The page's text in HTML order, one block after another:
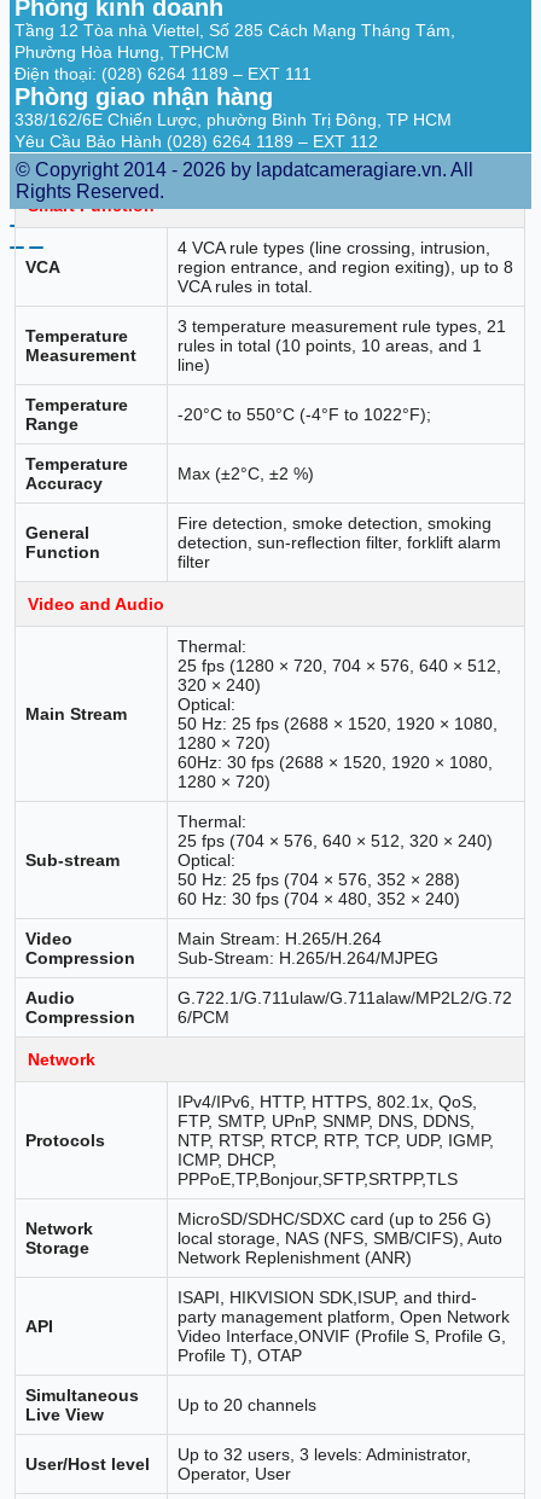
Visual Alarm
Yes. White light alarm with adjustable
flashing frequencies
Audio alarm
Yes, for three types of audible alarm (VCA
and Temperature Exception)
3 preset voice alerts (one for each)
6 importable user-defined voice alerts (6
options shared in the two types)
Smart Function
VCA
4 VCA rule types (line crossing, intrusion,
region entrance, and region exiting), up to 8
VCA rules in total.
Temperature
Measurement
3 temperature measurement rule types, 21
rules in total (10 points, 10 areas, and 1
line)
Temperature
Range
-20°C to 550°C (-4°F to 1022°F);
Temperature
Accuracy
Max (±2°C, ±2 %)
General
Function
Fire detection, smoke detection, smoking
detection, sun-reflection filter, forklift alarm
filter
Video and Audio
Main Stream
Thermal:
25 fps (1280 × 720, 704 × 576, 640 × 512,
320 × 240)
Optical:
50 Hz: 25 fps (2688 × 1520, 1920 × 1080,
1280 × 720)
60Hz: 30 fps (2688 × 1520, 1920 × 1080,
1280 × 720)
Sub-stream
Thermal:
25 fps (704 × 576, 640 × 512, 320 × 240)
Optical:
50 Hz: 25 fps (704 × 576, 352 × 288)
60 Hz: 30 fps (704 × 480, 352 × 240)
Video
Compression
Main Stream: H.265/H.264
Sub-Stream: H.265/H.264/MJPEG
Audio
Compression
G.722.1/G.711ulaw/G.711alaw/MP2L2/G.72
6/PCM
Network
Protocols
IPv4/IPv6, HTTP, HTTPS, 802.1x, QoS,
FTP, SMTP, UPnP, SNMP, DNS, DDNS,
NTP, RTSP, RTCP, RTP, TCP, UDP, IGMP,
ICMP, DHCP,
PPPoE,TP,Bonjour,SFTP,SRTPP,TLS
Network
Storage
MicroSD/SDHC/SDXC card (up to 256 G)
local storage, NAS (NFS, SMB/CIFS), Auto
Network Replenishment (ANR)
API
ISAPI, HIKVISION SDK,ISUP, and third-
party management platform, Open Network
Video Interface,ONVIF (Profile S, Profile G,
Profile T), OTAP
Simultaneous
Live View
Up to 20 channels
User/Host level
Up to 32 users, 3 levels: Administrator,
Operator, User
Phòng kinh doanh
Tầng 12 Tòa nhà Viettel, Số 285 Cách Mạng Tháng Tám,
Phường Hòa Hưng, TPHCM
Điện thoại: (028) 6264 1189 – EXT 111
Phòng giao nhận hàng
338/162/6E Chiến Lược, phường Bình Trị Đông, TP HCM
Yêu Cầu Bảo Hành (028) 6264 1189 – EXT 112
© Copyright 2014 - 2026 by lapdatcameragiare.vn. All
Rights Reserved.